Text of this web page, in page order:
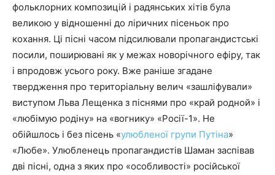
фольклорних композицій і радянських хітів була
великою у відношенні до ліричних пісеньок про
кохання. Ці пісні часом підсилювали пропагандистські
посили, поширювані як у межах новорічного ефіру, так
і впродовж усього року. Вже раніше згадане
твердження про територіальну велич «зашліфували»
виступом Льва Лещенка з піснями про «край родной» і
«любімую родіну» на «вогнику» «Росії-1». Не
обійшлось і без пісень «улюбленої групи Путіна»
«Любе». Улюбленець пропагандистів Шаман заспівав
дві пісні, одна з яких про «особливості» російської